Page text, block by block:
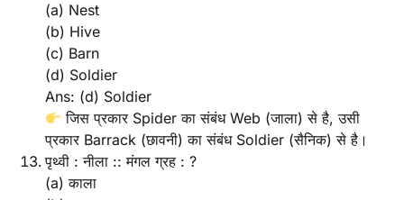
(a) Nest
(b) Hive
(c) Barn
(d) Soldier
Ans: (d) Soldier
जिस प्रकार Spider का संबंध Web (जाला) से है, उसी
प्रकार Barrack (छावनी) का संबंध Soldier (सैनिक) से है।
पृथ्वी : नीला :: मंगल ग्रह : ?
(a) काला